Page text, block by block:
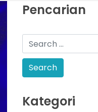
Pencarian
Kategori